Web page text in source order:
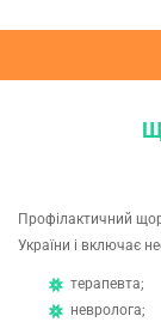
Профілактичний
України і включає
терапевта;
невролога;